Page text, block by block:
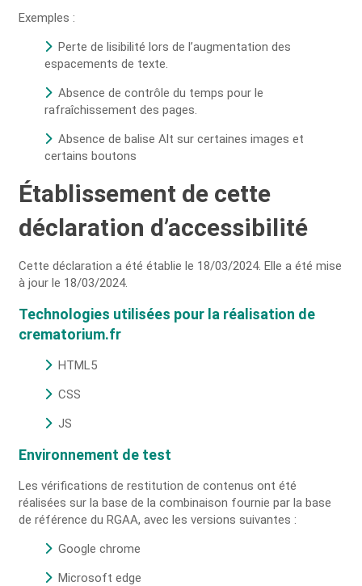
Exemples :
Perte de lisibilité lors de l’augmentation des
espacements de texte.
Absence de contrôle du temps pour le
rafraîchissement des pages.
Absence de balise Alt sur certaines images et
certains boutons
Établissement de cette
déclaration d’accessibilité
Cette déclaration a été établie le 18/03/2024. Elle a été mise
à jour le 18/03/2024.
Technologies utilisées pour la réalisation de
crematorium.fr
HTML5
CSS
JS
Environnement de test
Les vérifications de restitution de contenus ont été
réalisées sur la base de la combinaison fournie par la base
de référence du RGAA, avec les versions suivantes :
Google chrome
Microsoft edge